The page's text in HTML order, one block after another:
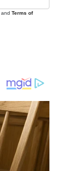
and Terms of